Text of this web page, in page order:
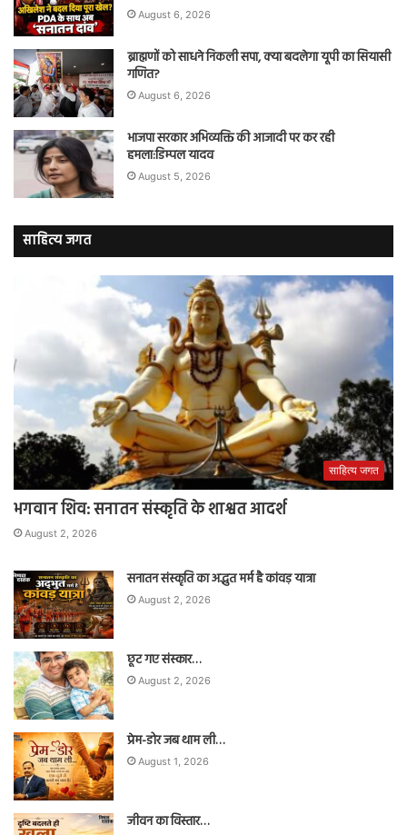
August 6, 2026
ब्राह्मणों को साधने निकली सपा, क्या बदलेगा यूपी का सियासी
गणित?
August 6, 2026
भाजपा सरकार अभिव्यक्ति की आजादी पर कर रही
हमला:डिम्पल यादव
August 5, 2026
साहित्य जगत
साहित्य जगत
भगवान शिव: सनातन संस्कृति के शाश्वत आदर्श
August 2, 2026
सनातन संस्कृति का अद्भुत मर्म है कांवड़ यात्रा
August 2, 2026
छूट गए संस्कार…
August 2, 2026
प्रेम-डोर जब थाम ली…
August 1, 2026
जीवन का विस्तार…